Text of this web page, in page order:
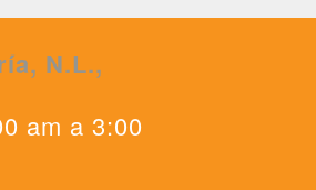
N.L.,
am a 3:00